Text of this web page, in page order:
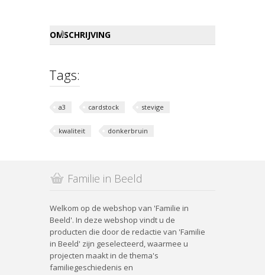
OMSCHRIJVING
Tags:
a3 cardstock stevige
kwaliteit donkerbruin
Familie in Beeld
Welkom op de webshop van 'Familie in
Beeld'. In deze webshop vindt u de
producten die door de redactie van 'Familie
in Beeld' zijn geselecteerd, waarmee u
projecten maakt in de thema's
familiegeschiedenis en